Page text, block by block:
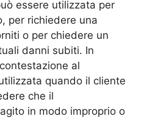
essere utilizzata per
per richiedere una
o per chiedere un
danni subiti. In
al
quando il cliente
che il
in modo improprio o